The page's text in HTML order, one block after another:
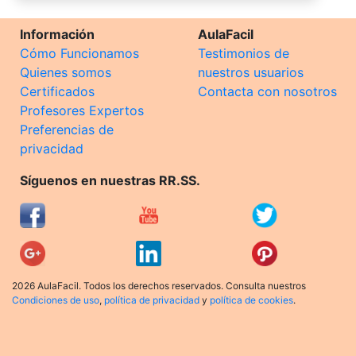
Información
Cómo Funcionamos
Quienes somos
Certificados
Profesores Expertos
Preferencias de
privacidad
AulaFacil
Testimonios de
nuestros usuarios
Contacta con nosotros
Síguenos en nuestras RR.SS.
2026 AulaFacil. Todos los derechos reservados. Consulta nuestros
Condiciones de uso, política de privacidad y política de cookies.